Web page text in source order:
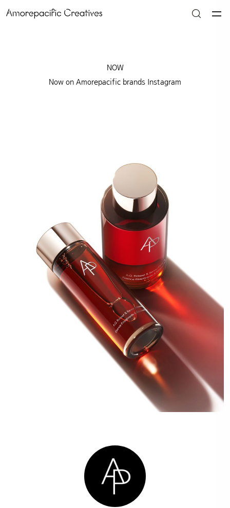
NOW
Now on Amorepacific brands Instagram